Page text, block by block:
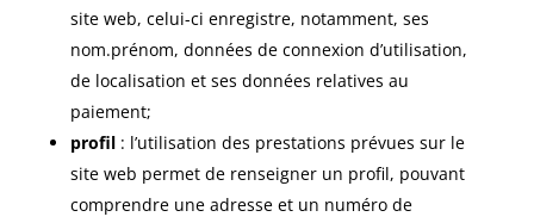
site web, celui-ci enregistre, notamment, ses
nom.prénom, données de connexion d’utilisation,
de localisation et ses données relatives au
paiement;
profil : l’utilisation des prestations prévues sur le
site web permet de renseigner un profil, pouvant
comprendre une adresse et un numéro de